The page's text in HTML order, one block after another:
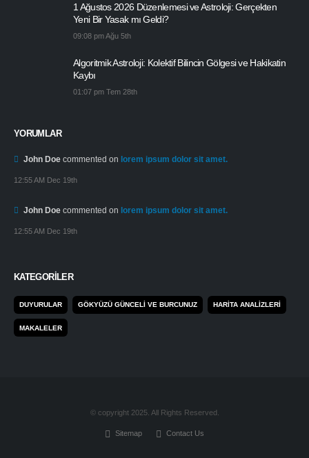
1 Ağustos 2026 Düzenlemesi ve Astroloji: Gerçekten
Yeni Bir Yasak mı Geldi?
09:08 pm Ağu 5th
Algoritmik Astroloji: Kolektif Bilincin Gölgesi ve Hakikatin
Kaybı
01:07 pm Tem 28th
YORUMLAR
John Doe commented on lorem ipsum dolor sit amet.
12:55 AM Dec 19th
John Doe commented on lorem ipsum dolor sit amet.
12:55 AM Dec 19th
KATEGORILER
DUYURULAR GÖKYÜZÜ GÜNCELI VE BURCUNUZ HARITA ANALIZLERI
MAKALELER
© copyright 2025. All Rights Reserved.
Sitemap Contact Us